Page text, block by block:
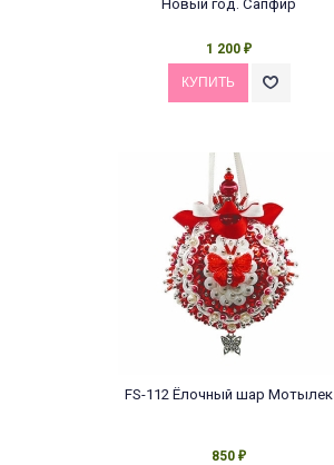
Новый год. Сапфир
1 200 ₽
FS-112 Ёлочный шар Мотылек
850 ₽